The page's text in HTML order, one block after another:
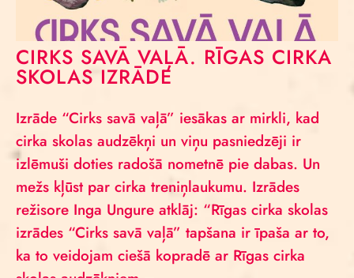
CIRKS SAVĀ VAĻĀ. RĪGAS CIRKA
SKOLAS IZRĀDE
Izrāde “Cirks savā vaļā” iesākas ar mirkli, kad
cirka skolas audzēkņi un viņu pasniedzēji ir
izlēmuši doties radošā nometnē pie dabas. Un
mežs kļūst par cirka treniņlaukumu. Izrādes
režisore Inga Ungure atklāj: “Rīgas cirka skolas
izrādes “Cirks savā vaļā” tapšana ir īpaša ar to,
ka to veidojam ciešā kopradē ar Rīgas cirka